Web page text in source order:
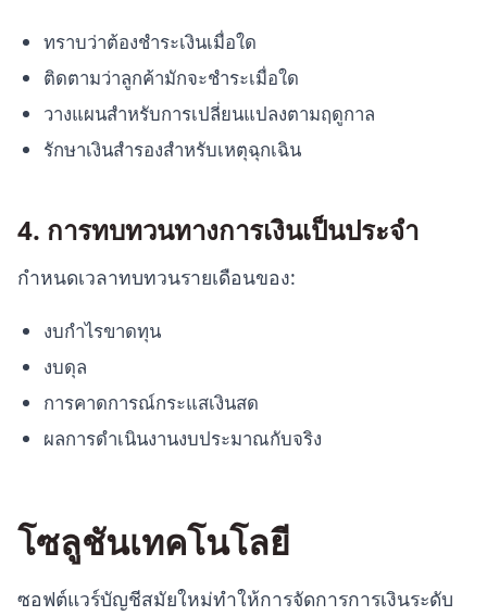
ทราบว่าต้องชำระเงินเมื่อใด
ติดตามว่าลูกค้ามักจะชำระเมื่อใด
วางแผนสำหรับการเปลี่ยนแปลงตามฤดูกาล
รักษาเงินสำรองสำหรับเหตุฉุกเฉิน
4. การทบทวนทางการเงินเป็นประจำ
กำหนดเวลาทบทวนรายเดือนของ:
งบกำไรขาดทุน
งบดุล
การคาดการณ์กระแสเงินสด
ผลการดำเนินงานงบประมาณกับจริง
โซลูชันเทคโนโลยี
ซอฟต์แวร์บัญชีสมัยใหม่ทำให้การจัดการการเงินระดับ